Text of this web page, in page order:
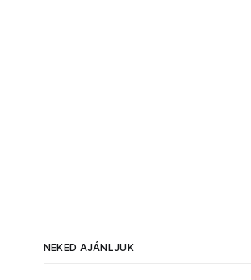
NEKED AJÁNLJUK